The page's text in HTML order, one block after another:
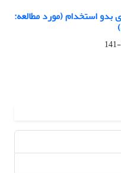
بدو استخدام (مورد مطالعه: